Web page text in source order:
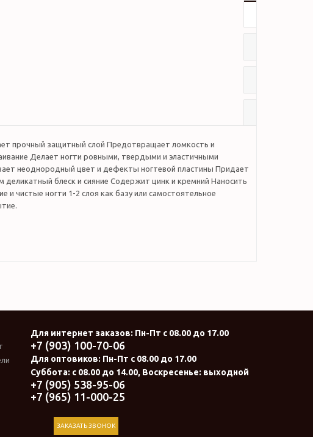
прочный защитный слой Предотвращает ломкость и
Делает ногти ровными, твердыми и эластичными
неоднородный цвет и дефекты ногтевой пластины Придает
деликатный блеск и сияние Содержит цинк и кремний Наносить
и чистые ногти 1-2 слоя как базу или самостоятельное
Для интернет заказов: Пн-Пт с 08.00 до 17.00
+7 (903) 100-70-06
Для оптовиков: Пн-Пт с 08.00 до 17.00
Суббота: с 08.00 до 14.00, Воскресенье: выходной
+7 (905) 538-95-06
+7 (965) 11-000-25
ЗАКАЗАТЬ ЗВОНОК